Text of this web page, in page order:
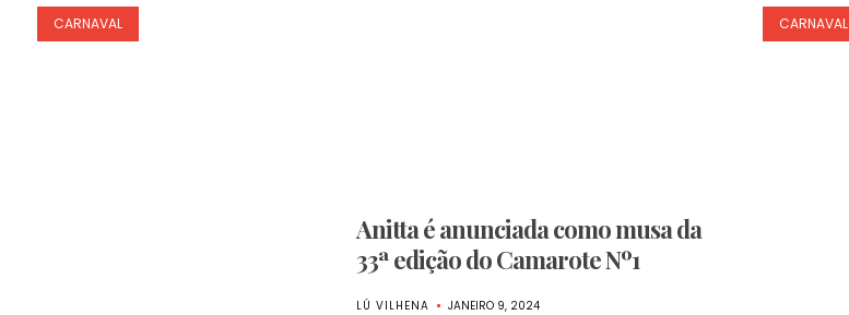
CARNAVAL CARNAVAL
Anitta é anunciada como musa da
33ª edição do Camarote Nº1
LÚ VILHENA JANEIRO 9, 2024